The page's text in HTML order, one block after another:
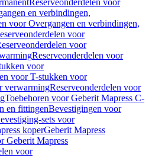
Reserveonderdelen voor
en verbindingen,
voor Overgangen en verbindingen,
voor
voor
Reserveonderdelen voor
voor
voor T-stukken voor
verwarmingReserveonderdelen voor
Toebehoren voor Geberit Mapress C-
en fittingenBevestigingen voor
sets voor
koperGeberit Mapress
Geberit Mapress
voor